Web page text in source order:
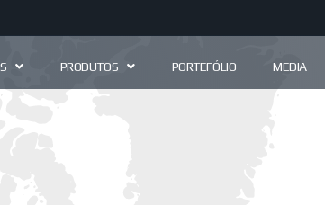
PRODUTOS PORTEFÓLIO MEDIA